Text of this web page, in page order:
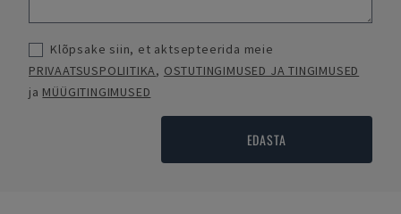
Klõpsake siin, et aktsepteerida meie
PRIVAATSUSPOLIITIKA, OSTUTINGIMUSED JA TINGIMUSED
ja MÜÜGITINGIMUSED
EDASTA